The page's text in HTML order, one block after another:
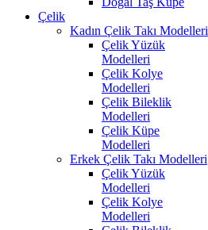
Çelik
Kadın Çelik Takı Modelleri
Çelik Yüzük
Modelleri
Çelik Kolye
Modelleri
Çelik Bileklik
Modelleri
Çelik Küpe
Modelleri
Erkek Çelik Takı Modelleri
Çelik Yüzük
Modelleri
Çelik Kolye
Modelleri